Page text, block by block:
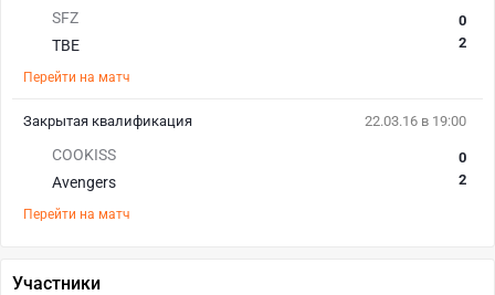
SFZ
TBE
0
2
Перейти на матч
22.03.16 в 19:00
COOKISS
Avengers
0
2
Перейти на матч
Закрытая квалификация
Участники